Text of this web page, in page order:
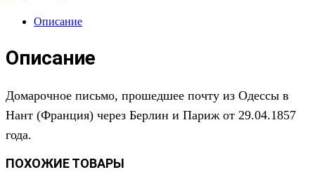
Описание
Описание
Домарочное письмо, прошедшее почту из Одессы в
Нант (Франция) через Берлин и Париж от 29.04.1857
года.
ПОХОЖИЕ ТОВАРЫ